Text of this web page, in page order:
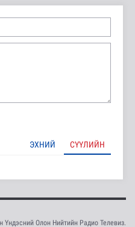
ЭХНИЙ СҮҮЛИЙН
Олон Нийтийн Радио Телевиз.